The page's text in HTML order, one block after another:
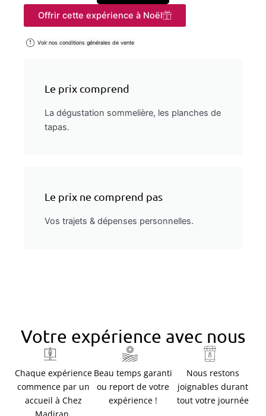
Offrir cette expérience à Noël
Voir nos conditions générales de vente
Le prix comprend
La dégustation sommelière, les planches de
tapas.
Le prix ne comprend pas
Vos trajets & dépenses personnelles.
Votre expérience avec nous
Chaque expérience
commence par un
accueil à Chez
Beau temps garanti
ou report de votre
expérience !
Nous restons
joignables durant
tout votre journée